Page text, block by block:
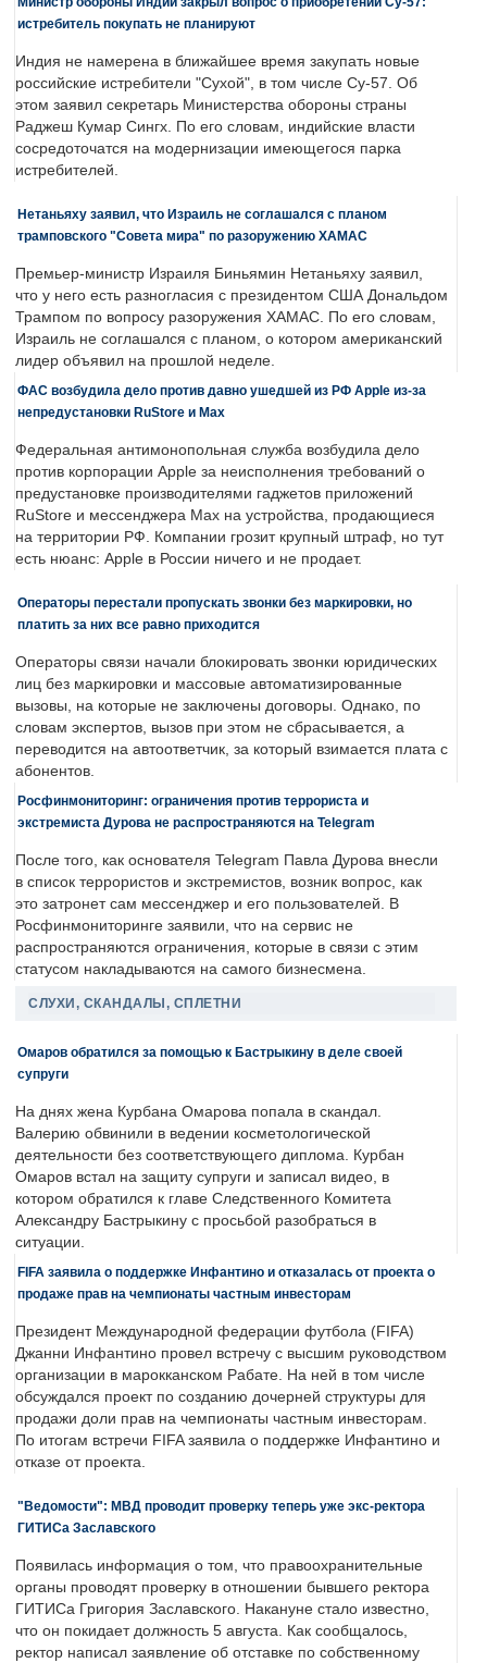
истребитель покупать не планируют
Индия не намерена в ближайшее время закупать новые
российские истребители "Сухой", в том числе Су-57. Об
этом заявил секретарь Министерства обороны страны
Раджеш Кумар Сингх. По его словам, индийские власти
сосредоточатся на модернизации имеющегося парка
истребителей.
Нетаньяху заявил, что Израиль не соглашался с планом
трамповского "Совета мира" по разоружению ХАМАС
Премьер-министр Израиля Биньямин Нетаньяху заявил,
что у него есть разногласия с президентом США Дональдом
Трампом по вопросу разоружения ХАМАС. По его словам,
Израиль не соглашался с планом, о котором американский
лидер объявил на прошлой неделе.
ФАС возбудила дело против давно ушедшей из РФ Apple из-за
непредустановки RuStore и Max
Федеральная антимонопольная служба возбудила дело
против корпорации Apple за неисполнения требований о
предустановке производителями гаджетов приложений
RuStore и мессенджера Max на устройства, продающиеся
на территории РФ. Компании грозит крупный штраф, но тут
есть нюанс: Apple в России ничего и не продает.
Операторы перестали пропускать звонки без маркировки, но
платить за них все равно приходится
Операторы связи начали блокировать звонки юридических
лиц без маркировки и массовые автоматизированные
вызовы, на которые не заключены договоры. Однако, по
словам экспертов, вызов при этом не сбрасывается, а
переводится на автоответчик, за который взимается плата с
абонентов.
Росфинмониторинг: ограничения против террориста и
экстремиста Дурова не распространяются на Telegram
После того, как основателя Telegram Павла Дурова внесли
в список террористов и экстремистов, возник вопрос, как
это затронет сам мессенджер и его пользователей. В
Росфинмониторинге заявили, что на сервис не
распространяются ограничения, которые в связи с этим
статусом накладываются на самого бизнесмена.
СЛУХИ, СКАНДАЛЫ, СПЛЕТНИ
Омаров обратился за помощью к Бастрыкину в деле своей
супруги
На днях жена Курбана Омарова попала в скандал.
Валерию обвинили в ведении косметологической
деятельности без соответствующего диплома. Курбан
Омаров встал на защиту супруги и записал видео, в
котором обратился к главе Следственного Комитета
Александру Бастрыкину с просьбой разобраться в
ситуации.
FIFA заявила о поддержке Инфантино и отказалась от проекта о
продаже прав на чемпионаты частным инвесторам
Президент Международной федерации футбола (FIFA)
Джанни Инфантино провел встречу с высшим руководством
организации в марокканском Рабате. На ней в том числе
обсуждался проект по созданию дочерней структуры для
продажи доли прав на чемпионаты частным инвесторам.
По итогам встречи FIFA заявила о поддержке Инфантино и
отказе от проекта.
"Ведомости": МВД проводит проверку теперь уже экс-ректора
ГИТИСа Заславского
Появилась информация о том, что правоохранительные
органы проводят проверку в отношении бывшего ректора
ГИТИСа Григория Заславского. Накануне стало известно,
что он покидает должность 5 августа. Как сообщалось,
ректор написал заявление об отставке по собственному